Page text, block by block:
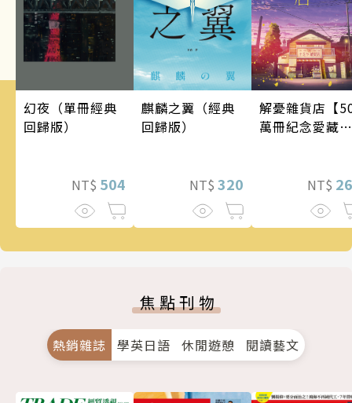
幻夜（單冊經典
回歸版）
NT$ 504
麒麟之翼（經典
回歸版）
NT$ 320
解憂雜貨店【
萬冊紀念愛藏
NT$
焦點刊物
熱銷雜誌 學英日語 休閒遊憩 閱讀藝文